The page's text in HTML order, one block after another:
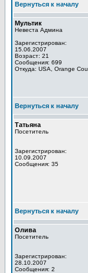
Вернуться к началу
Мультик
Невеста Админа
Зарегистрирован:
15.06.2007
Возраст: 21
Сообщения: 699
Откуда: USA, Orange
Вернуться к началу
Татьяна
Посетитель
Зарегистрирован:
10.09.2007
Сообщения: 35
Вернуться к началу
Олива
Посетитель
Зарегистрирован:
28.10.2007
Сообщения: 2